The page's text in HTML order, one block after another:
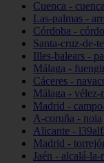
Cuenca - cuenca
Las-palmas -
Córdoba -
Santa-cruz-de-
Illes-balears -
Málaga -
Cáceres -
Málaga - vélez-
Madrid -
A-coruña - noia
Alicante -
Madrid -
Jaén - alcalá-la-